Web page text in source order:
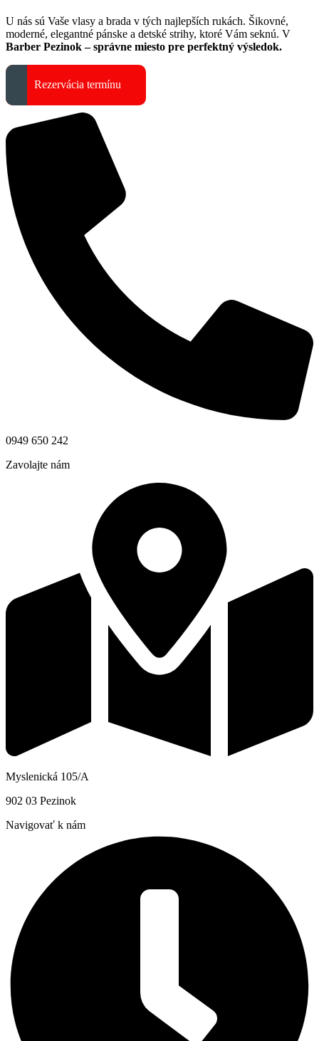
U nás sú Vaše vlasy a brada v tých najlepších rukách. Šikovné,
moderné, elegantné pánske a detské strihy, ktoré Vám seknú. V
Barber Pezinok – správne miesto pre perfektný výsledok.
Rezervácia termínu
0949 650 242
Zavolajte nám
Myslenická 105/A
902 03 Pezinok
Navigovať k nám